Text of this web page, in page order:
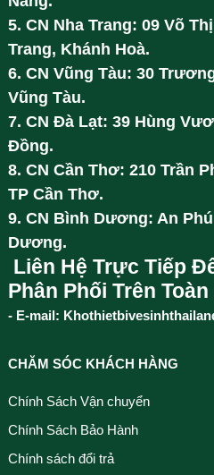
5. CN Nha Trang: 09 Võ
Trang, Khánh Hoà.
6. CN Vũng Tàu: 30
Vũng Tàu.
7. CN Đà Lạt: 39 Hùng
Đồng.
8. CN Cần Thơ: 210 Trần
TP Cần Thơ.
9. CN Bình Dương: An
Dương.
Liên Hệ Trực Tiếp
Phân Phối Trên
- E-mail:
CHĂM SÓC KHÁCH HÀNG
Chính Sách Vận chuyển
Chính Sách Bảo Hành
Chính sách đổi trả